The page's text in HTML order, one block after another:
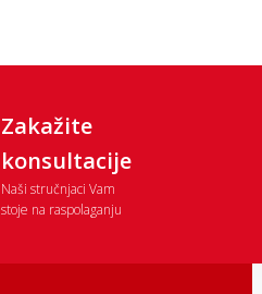
Zakažite
konsultacije
Naši stručnjaci Vam
stoje na raspolaganju